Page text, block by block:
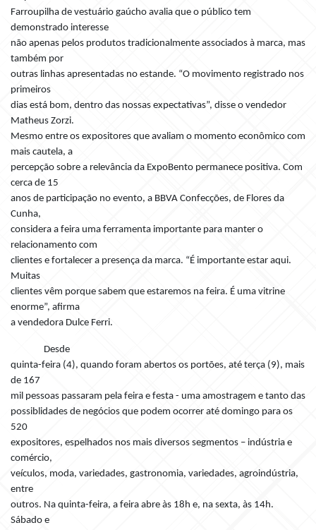
Farroupilha de vestuário gaúcho avalia que o público tem
demonstrado interesse
não apenas pelos produtos tradicionalmente associados à marca, mas
também por
outras linhas apresentadas no estande. “O movimento registrado nos
primeiros
dias está bom, dentro das nossas expectativas”, disse o vendedor
Matheus Zorzi.
Mesmo entre os expositores que avaliam o momento econômico com
mais cautela, a
percepção sobre a relevância da ExpoBento permanece positiva. Com
cerca de 15
anos de participação no evento, a BBVA Confecções, de Flores da
Cunha,
considera a feira uma ferramenta importante para manter o
relacionamento com
clientes e fortalecer a presença da marca. “É importante estar aqui.
Muitas
clientes vêm porque sabem que estaremos na feira. É uma vitrine
enorme”, afirma
a vendedora Dulce Ferri.
Desde
quinta-feira (4), quando foram abertos os portões, até terça (9), mais
de 167
mil pessoas passaram pela feira e festa - uma amostragem e tanto das
possiblidades de negócios que podem ocorrer até domingo para os
520
expositores, espelhados nos mais diversos segmentos – indústria e
comércio,
veículos, moda, variedades, gastronomia, variedades, agroindústria,
entre
outros. Na quinta-feira, a feira abre às 18h e, na sexta, às 14h.
Sábado e